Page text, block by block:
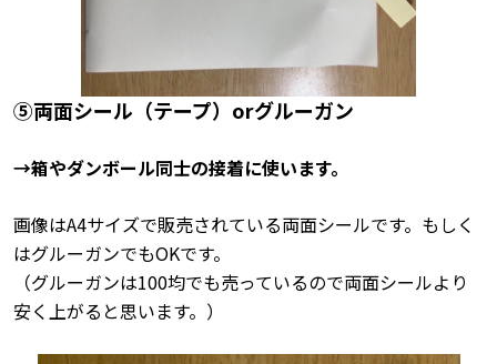
⑤両面シール（テープ）orグルーガン
→箱やダンボール同士の接着に使います。
画像はA4サイズで販売されている両面シールです。もしく
はグルーガンでもOKです。
（グルーガンは100均でも売っているので両面シールより
安く上がると思います。）